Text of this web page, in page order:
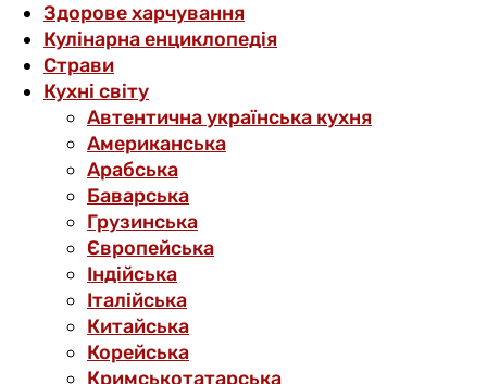
Здорове харчування
Кулінарна енциклопедія
Страви
Кухні світу
Автентична українська кухня
Американська
Арабська
Баварська
Грузинська
Європейська
Індійська
Італійська
Китайська
Корейська
Кримськотатарська